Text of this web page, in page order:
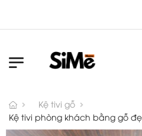
Kệ tivi gỗ
Kệ tivi phòng khách bằng gỗ